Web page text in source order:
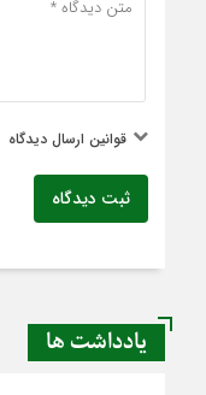
قوانین ارسال دیدگاه
ثبت دیدگاه
یادداشت ها